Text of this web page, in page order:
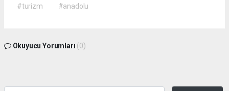
#turizm
#anadolu
Okuyucu Yorumları (0)